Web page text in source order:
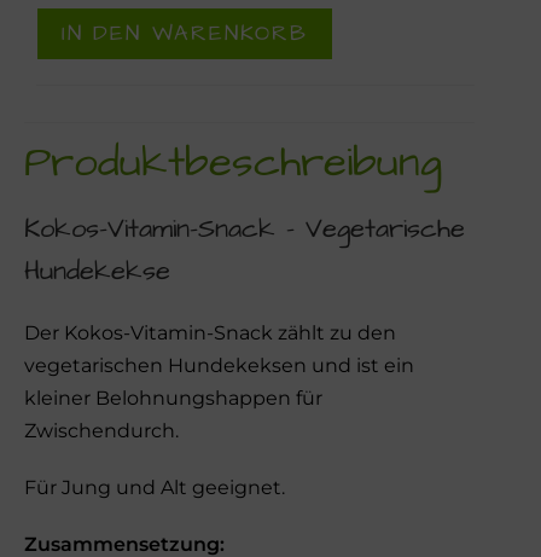
IN DEN WARENKORB
Produktbeschreibung
Kokos-Vitamin-Snack – Vegetarische
Hundekekse
Der Kokos-Vitamin-Snack zählt zu den
vegetarischen Hundekeksen und ist ein
kleiner Belohnungshappen für
Zwischendurch.
Für Jung und Alt geeignet.
Zusammensetzung: